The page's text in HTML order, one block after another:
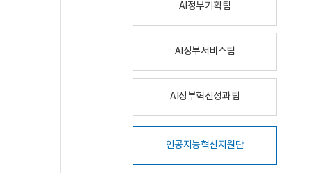
AI정부기획팀
AI정부서비스팀
AI정부혁신성과팀
인공지능혁신지원단